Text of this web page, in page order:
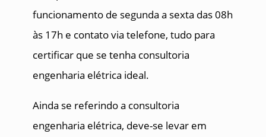
funcionamento de segunda a sexta das 08h
às 17h e contato via telefone, tudo para
certificar que se tenha consultoria
engenharia elétrica ideal.
Ainda se referindo a consultoria
engenharia elétrica, deve-se levar em